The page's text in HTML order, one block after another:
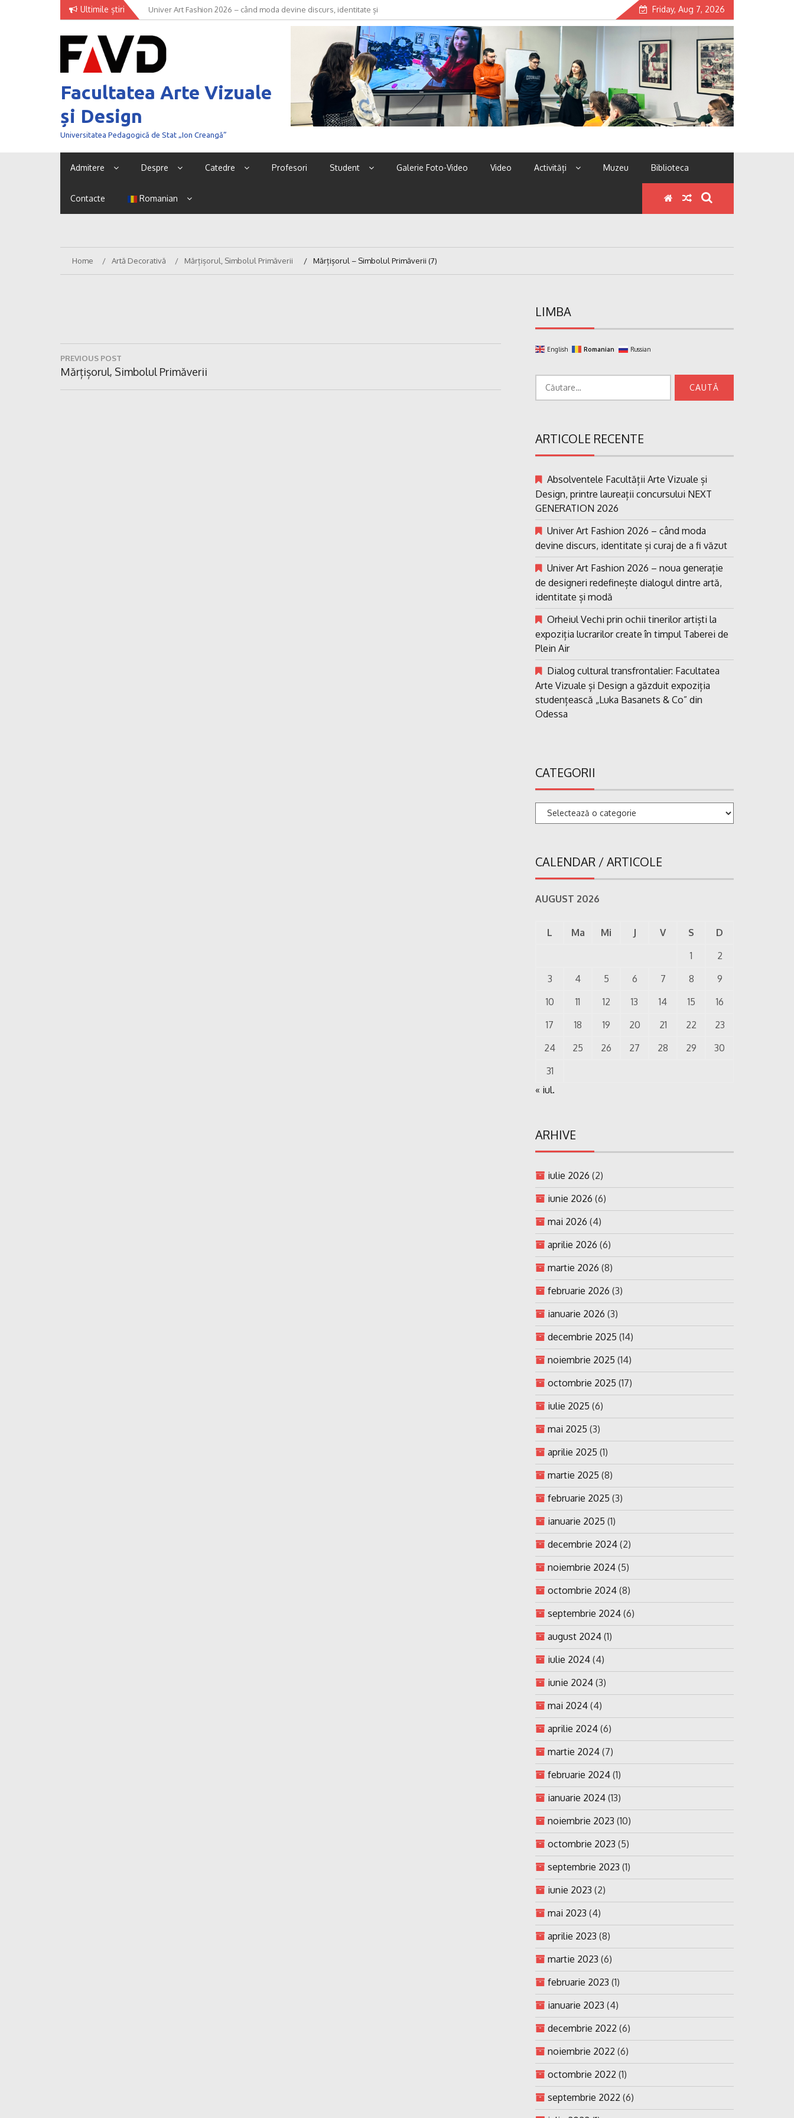
Ultimile știri
Univer Art Fashion 2026 – când moda devine discurs, identitate și
curaj de a fi văzut
Friday, Aug 7, 2026
Facultatea Arte Vizuale
și Design
Universitatea Pedagogică de Stat „Ion Creangă”
Admitere Despre Catedre Profesori Student Galerie Foto-Video Video Activități Muzeu Biblioteca
Contacte Romanian
Home Artă Decorativă Mărțișorul, Simbolul Primăverii Mărțișorul – Simbolul Primăverii (7)
Navigare
în
articole
PREVIOUS POST
Previous
Post:
Mărțișorul, Simbolul Primăverii
LIMBA
English Romanian Russian
ARTICOLE RECENTE
Absolventele Facultății Arte Vizuale și
Design, printre laureații concursului NEXT
GENERATION 2026
Univer Art Fashion 2026 – când moda
devine discurs, identitate și curaj de a fi văzut
Univer Art Fashion 2026 – noua generație
de designeri redefinește dialogul dintre artă,
identitate și modă
Orheiul Vechi prin ochii tinerilor artiști la
expoziția lucrarilor create în timpul Taberei de
Plein Air
Dialog cultural transfrontalier: Facultatea
Arte Vizuale și Design a găzduit expoziția
studențească „Luka Basanets & Co” din
Odessa
CATEGORII
Categorii
CALENDAR / ARTICOLE
AUGUST 2026
L Ma Mi J V S
D
1
2
3
4 5 6 7 8
9
10
11 12 13 14 15
16
17
18 19 20 21 22
23
24
25 26 27 28 29
30
31
« iul.
ARHIVE
iulie 2026 (2)
iunie 2026 (6)
mai 2026 (4)
aprilie 2026 (6)
martie 2026 (8)
februarie 2026 (3)
ianuarie 2026 (3)
decembrie 2025 (14)
noiembrie 2025 (14)
octombrie 2025 (17)
iulie 2025 (6)
mai 2025 (3)
aprilie 2025 (1)
martie 2025 (8)
februarie 2025 (3)
ianuarie 2025 (1)
decembrie 2024 (2)
noiembrie 2024 (5)
octombrie 2024 (8)
septembrie 2024 (6)
august 2024 (1)
iulie 2024 (4)
iunie 2024 (3)
mai 2024 (4)
aprilie 2024 (6)
martie 2024 (7)
februarie 2024 (1)
ianuarie 2024 (13)
noiembrie 2023 (10)
octombrie 2023 (5)
septembrie 2023 (1)
iunie 2023 (2)
mai 2023 (4)
aprilie 2023 (8)
martie 2023 (6)
februarie 2023 (1)
ianuarie 2023 (4)
decembrie 2022 (6)
noiembrie 2022 (6)
octombrie 2022 (1)
septembrie 2022 (6)